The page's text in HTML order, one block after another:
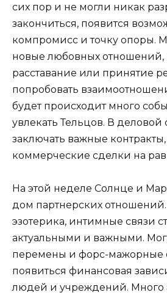
сих пор и не могли никак
закончиться, появится
компромисс и точку опоры.
новые любовных отношений,
расставание или принятие
попробовать
будет происходит много
увлекать Тельцов. В
заключать важные
коммерческие сделки на
На этой неделе Солнце и
дом партнерских
эзотерика, интимные связи
актуальными и важными.
перемены и форс-мажорные
появиться финансовая
людей и учреждений. Много